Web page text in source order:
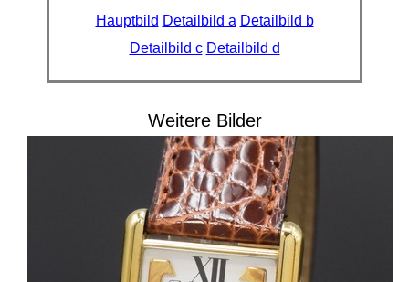
Hauptbild Detailbild a Detailbild b
Detailbild c Detailbild d
Weitere Bilder